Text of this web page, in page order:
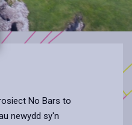
No Bars to
newydd sy'n